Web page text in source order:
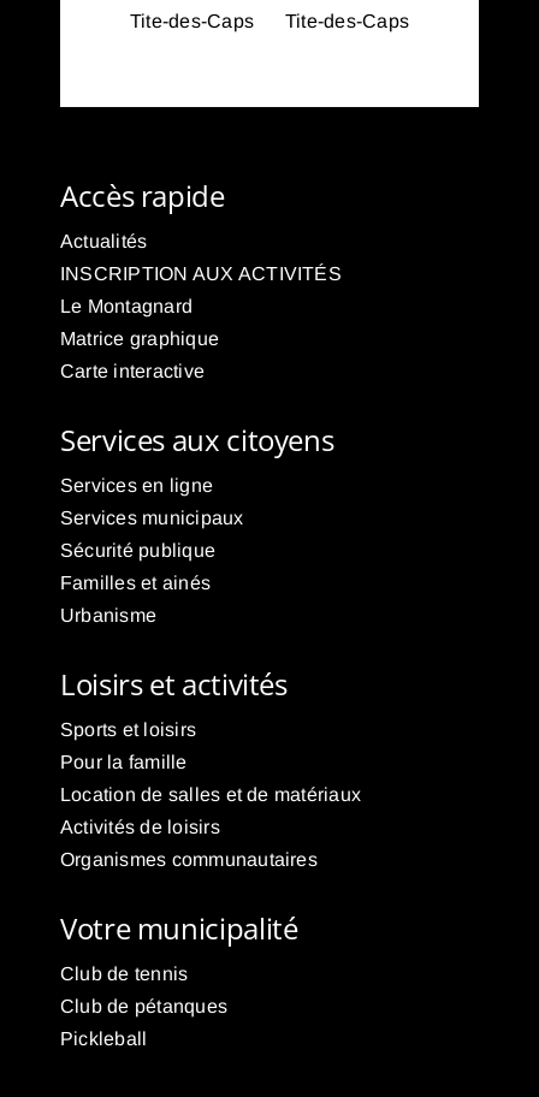
Tite-des-Caps
Tite-des-Caps
Accès rapide
Actualités
INSCRIPTION AUX ACTIVITÉS
Le Montagnard
Matrice graphique
Carte interactive
Services aux citoyens
Services en ligne
Services municipaux
Sécurité publique
Familles et ainés
Urbanisme
Loisirs et activités
Sports et loisirs
Pour la famille
Location de salles et de matériaux
Activités de loisirs
Organismes communautaires
Votre municipalité
Club de tennis
Club de pétanques
Pickleball